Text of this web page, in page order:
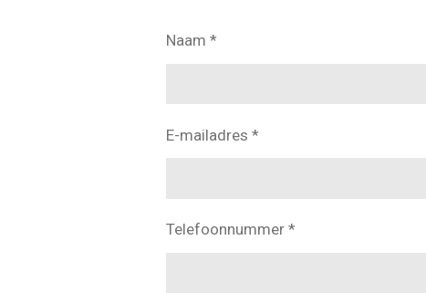
Naam *
E-mailadres *
Telefoonnummer *